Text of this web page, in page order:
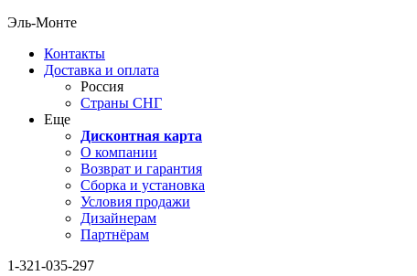
Эль-Монте
Контакты
Доставка и оплата
Россия
Страны СНГ
Еще
Дисконтная карта
О компании
Возврат и гарантия
Сборка и установка
Условия продажи
Дизайнерам
Партнёрам
1-321-035-297